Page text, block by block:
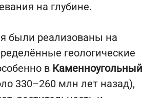
на глубине.
были реализованы на
геологические
в Каменноугольный
330–260 млн лет назад),